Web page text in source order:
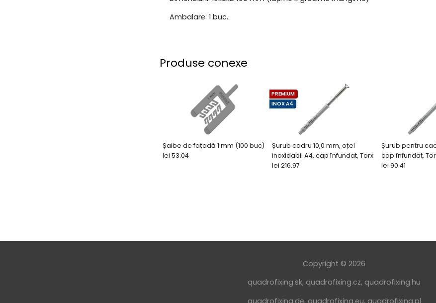
Ambalare: 1 buc.
Produse conexe
Șaibe de fațadă 1 mm (100 buc)
lei 53.04
Șurub cadru 10,0 mm, oțel
inoxidabil A4, cap înfundat, Torx
PREMIUM
INOX A4
lei 216.97
Șurub pentru
cap înfundat,
lei 90.41
Copyright © 2026
quadrofixing.sk, quadrofixing.cz, quadrofixing.hu
quadrofixing.de, quadrofixing.eu, quadrofixing.pl